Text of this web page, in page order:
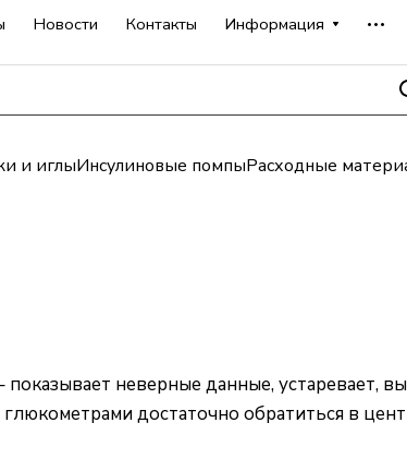
Новости Контакты Информация
и иглыИнсулиновые помпыРасходные
неверные данные, устаревает,
достаточно обратиться в